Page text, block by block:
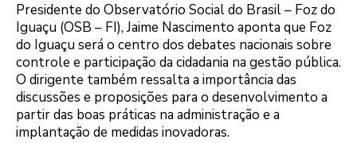
Presidente do Observatório Social do Brasil – Foz do
Iguaçu (OSB – FI), Jaime Nascimento aponta que Foz
do Iguaçu será o centro dos debates nacionais sobre
controle e participação da cidadania na gestão pública.
O dirigente também ressalta a importância das
discussões e proposições para o desenvolvimento a
partir das boas práticas na administração e a
implantação de medidas inovadoras.